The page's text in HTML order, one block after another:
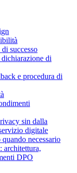
successo
di
e procedura di
sin dalla
digitale
necessario
architettura,
DPO